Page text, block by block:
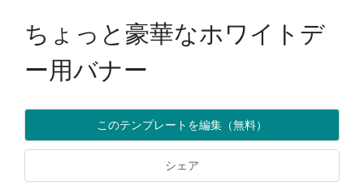
ちょっと豪華なホワイトデ
ー用バナー
このテンプレートを編集（無料）
シェア